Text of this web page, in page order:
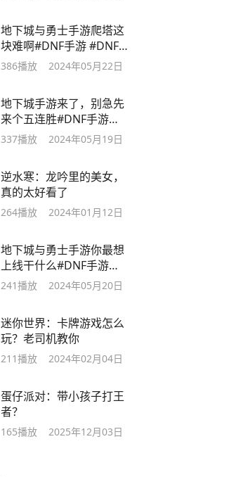
地下城与勇士手游爬塔这
块难啊#DNF手游 #DNF手
游攻略
386播放 2024年05月22日
地下城手游来了，别急先
来个五连胜#DNF手游
#DNF手游超强福利
337播放 2024年05月19日
逆水寒：龙吟里的美女，
真的太好看了
264播放 2024年01月12日
地下城与勇士手游你最想
上线干什么#DNF手游
#DNF手游上线
241播放 2024年05月20日
迷你世界：卡牌游戏怎么
玩？老司机教你
211播放 2024年02月04日
蛋仔派对：带小孩子打王
者？
165播放 2025年12月03日